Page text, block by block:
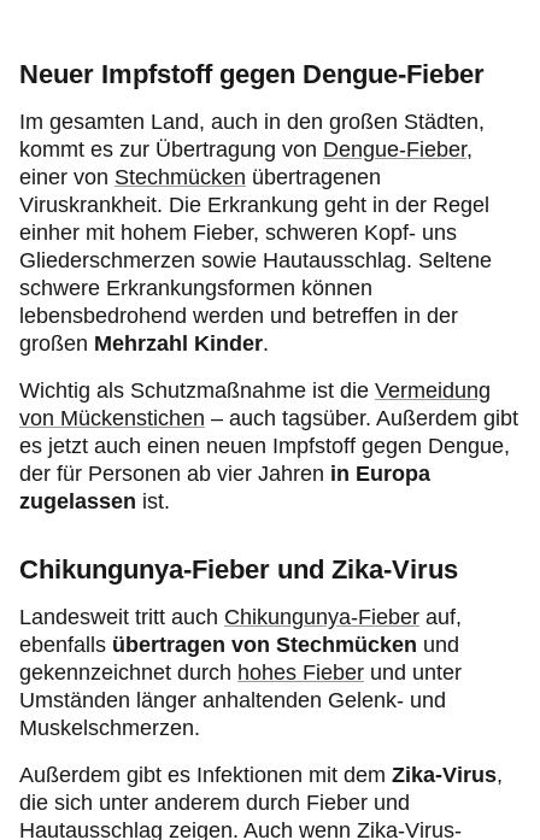
Neuer Impfstoff gegen Dengue-Fieber
Im gesamten Land, auch in den großen Städten,
kommt es zur Übertragung von Dengue-Fieber,
einer von Stechmücken übertragenen
Viruskrankheit. Die Erkrankung geht in der Regel
einher mit hohem Fieber, schweren Kopf- uns
Gliederschmerzen sowie Hautausschlag. Seltene
schwere Erkrankungsformen können
lebensbedrohend werden und betreffen in der
großen Mehrzahl Kinder.
Wichtig als Schutzmaßnahme ist die Vermeidung
von Mückenstichen – auch tagsüber. Außerdem gibt
es jetzt auch einen neuen Impfstoff gegen Dengue,
der für Personen ab vier Jahren in Europa
zugelassen ist.
Chikungunya-Fieber und Zika-Virus
Landesweit tritt auch Chikungunya-Fieber auf,
ebenfalls übertragen von Stechmücken und
gekennzeichnet durch hohes Fieber und unter
Umständen länger anhaltenden Gelenk- und
Muskelschmerzen.
Außerdem gibt es Infektionen mit dem Zika-Virus,
die sich unter anderem durch Fieber und
Hautausschlag zeigen. Auch wenn Zika-Virus-